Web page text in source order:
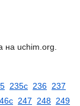
на uchim.org.
235c 236 237
247 248 249